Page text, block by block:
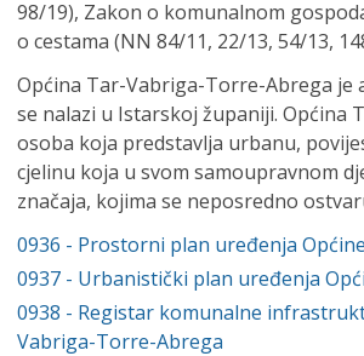
98/19), Zakon o komunalnom
o cestama (NN 84/11, 22/13, 54/13,
Općina Tar-Vabriga-Torre-Abrega
se nalazi u Istarskoj županiji. Općina
osoba koja predstavlja urbanu,
cjelinu koja u svom samoupravnom
značaja, kojima se neposredno
0936 - Prostorni plan uređenja
0937 - Urbanistički plan uređenja
0938 - Registar komunalne
Vabriga-Torre-Abrega